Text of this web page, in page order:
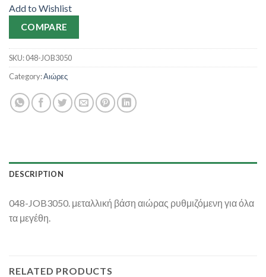
Add to Wishlist
COMPARE
SKU:048-JOB3050
Category:Αιώρες
DESCRIPTION
048-JOB3050. μεταλλική βάση αιώρας ρυθμιζόμενη για όλα
τα μεγέθη.
RELATED PRODUCTS